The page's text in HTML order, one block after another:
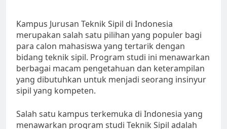
Kampus Jurusan Teknik Sipil di Indonesia
merupakan salah satu pilihan yang populer bagi
para calon mahasiswa yang tertarik dengan
bidang teknik sipil. Program studi ini menawarkan
berbagai macam pengetahuan dan keterampilan
yang dibutuhkan untuk menjadi seorang insinyur
sipil yang kompeten.
Salah satu kampus terkemuka di Indonesia yang
menawarkan program studi Teknik Sipil adalah